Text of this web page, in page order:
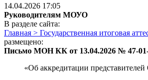
14.04.2026 17:05
Руководителям МОУО
В разделе сайта:
Главная > Государственная итоговая
размещено:
Письмо МОН КК от 13.04.2026 № 47-01-
«Об аккредитации